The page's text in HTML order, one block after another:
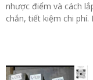
nhược điểm và cách
chắn, tiết kiệm chi phí.